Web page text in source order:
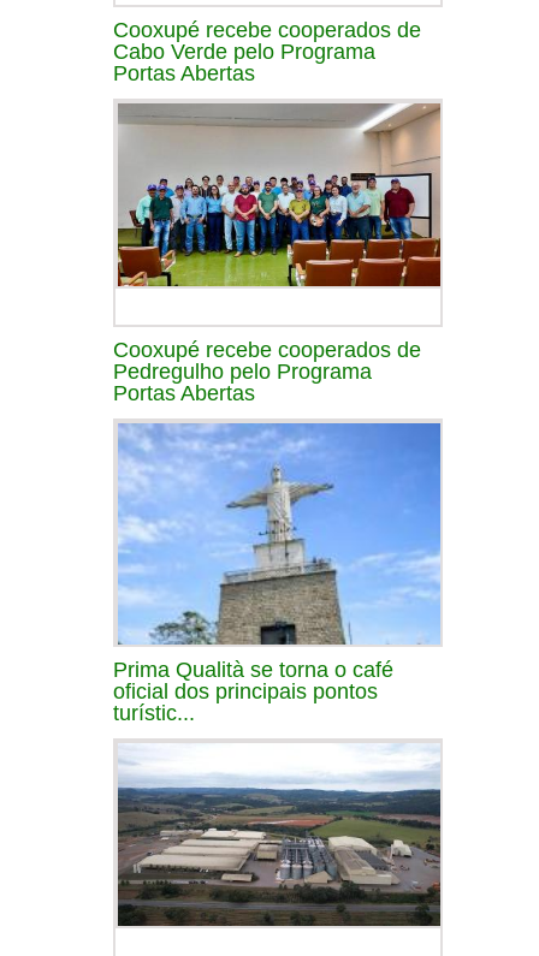
Cooxupé recebe cooperados de
Cabo Verde pelo Programa
Portas Abertas
Cooxupé recebe cooperados de
Pedregulho pelo Programa
Portas Abertas
Prima Qualità se torna o café
oficial dos principais pontos
turístic...